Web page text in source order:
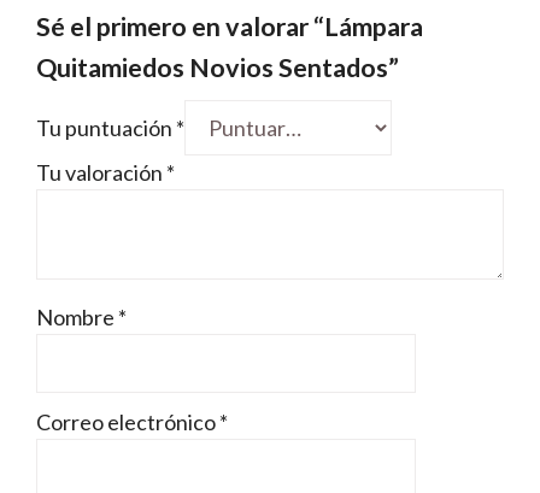
Sé el primero en valorar “Lámpara
Quitamiedos Novios Sentados”
Tu puntuación *
Tu valoración *
Nombre *
Correo electrónico*